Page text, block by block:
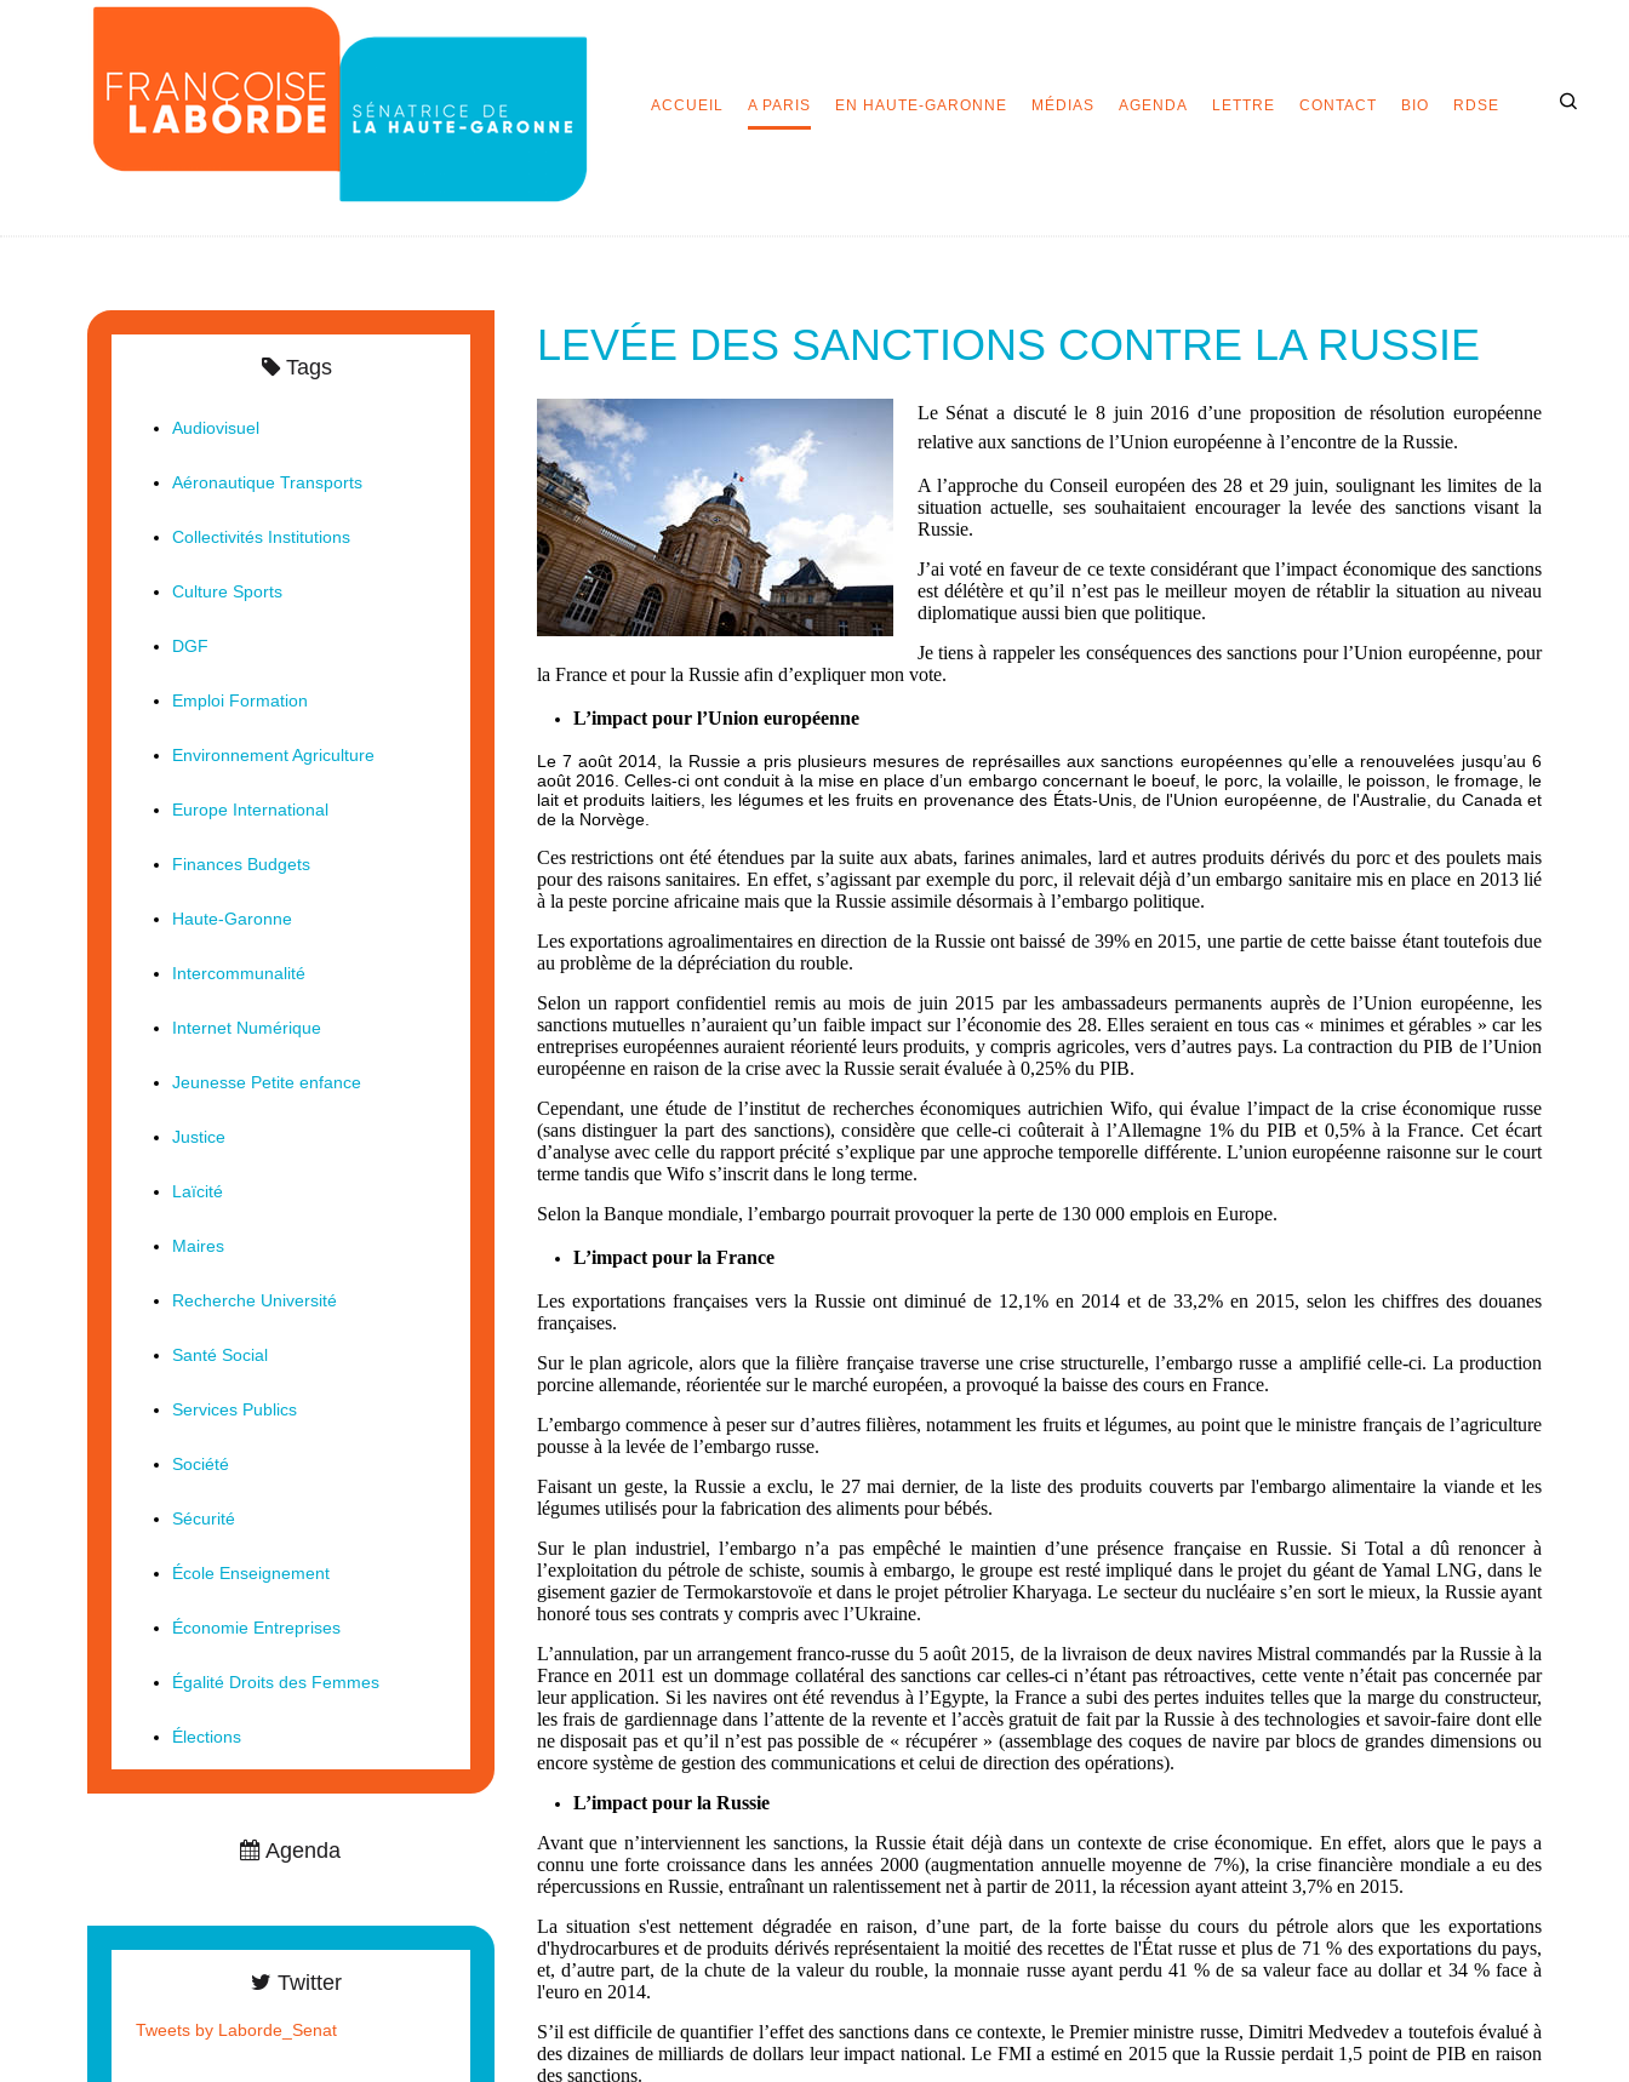
ACCUEIL A PARIS EN HAUTE-GARONNE MÉDIAS AGENDA LETTRE CONTACT BIO RDSE
LEVÉE DES SANCTIONS CONTRE LA RUSSIE
Le Sénat a discuté le 8 juin 2016 d’une proposition de résolution européenne
relative aux sanctions de l’Union européenne à l’encontre de la Russie.
A l’approche du Conseil européen des 28 et 29 juin, soulignant les limites de la
situation actuelle, ses souhaitaient encourager la levée des sanctions visant la
Russie.
J’ai voté en faveur de ce texte considérant que l’impact économique des sanctions
est délétère et qu’il n’est pas le meilleur moyen de rétablir la situation au niveau
diplomatique aussi bien que politique.
Je tiens à rappeler les conséquences des sanctions pour l’Union européenne, pour
la France et pour la Russie afin d’expliquer mon vote.
L’impact pour l’Union européenne
Le 7 août 2014, la Russie a pris plusieurs mesures de représailles aux sanctions européennes qu’elle a renouvelées jusqu’au 6
août 2016. Celles-ci ont conduit à la mise en place d’un embargo concernant le boeuf, le porc, la volaille, le poisson, le fromage, le
lait et produits laitiers, les légumes et les fruits en provenance des États-Unis, de l'Union européenne, de l'Australie, du Canada et
de la Norvège.
Ces restrictions ont été étendues par la suite aux abats, farines animales, lard et autres produits dérivés du porc et des poulets mais
pour des raisons sanitaires. En effet, s’agissant par exemple du porc, il relevait déjà d’un embargo sanitaire mis en place en 2013 lié
à la peste porcine africaine mais que la Russie assimile désormais à l’embargo politique.
Les exportations agroalimentaires en direction de la Russie ont baissé de 39% en 2015, une partie de cette baisse étant toutefois due
au problème de la dépréciation du rouble.
Selon un rapport confidentiel remis au mois de juin 2015 par les ambassadeurs permanents auprès de l’Union européenne, les
sanctions mutuelles n’auraient qu’un faible impact sur l’économie des 28. Elles seraient en tous cas « minimes et gérables » car les
entreprises européennes auraient réorienté leurs produits, y compris agricoles, vers d’autres pays. La contraction du PIB de l’Union
européenne en raison de la crise avec la Russie serait évaluée à 0,25% du PIB.
Cependant, une étude de l’institut de recherches économiques autrichien Wifo, qui évalue l’impact de la crise économique russe
(sans distinguer la part des sanctions), considère que celle-ci coûterait à l’Allemagne 1% du PIB et 0,5% à la France. Cet écart
d’analyse avec celle du rapport précité s’explique par une approche temporelle différente. L’union européenne raisonne sur le court
terme tandis que Wifo s’inscrit dans le long terme.
Selon la Banque mondiale, l’embargo pourrait provoquer la perte de 130 000 emplois en Europe.
L’impact pour la France
Les exportations françaises vers la Russie ont diminué de 12,1% en 2014 et de 33,2% en 2015, selon les chiffres des douanes
françaises.
Sur le plan agricole, alors que la filière française traverse une crise structurelle, l’embargo russe a amplifié celle-ci. La production
porcine allemande, réorientée sur le marché européen, a provoqué la baisse des cours en France.
L’embargo commence à peser sur d’autres filières, notamment les fruits et légumes, au point que le ministre français de l’agriculture
pousse à la levée de l’embargo russe.
Faisant un geste, la Russie a exclu, le 27 mai dernier, de la liste des produits couverts par l'embargo alimentaire la viande et les
légumes utilisés pour la fabrication des aliments pour bébés.
Sur le plan industriel, l’embargo n’a pas empêché le maintien d’une présence française en Russie. Si Total a dû renoncer à
l’exploitation du pétrole de schiste, soumis à embargo, le groupe est resté impliqué dans le projet du géant de Yamal LNG, dans le
gisement gazier de Termokarstovoïe et dans le projet pétrolier Kharyaga. Le secteur du nucléaire s’en sort le mieux, la Russie ayant
honoré tous ses contrats y compris avec l’Ukraine.
L’annulation, par un arrangement franco-russe du 5 août 2015, de la livraison de deux navires Mistral commandés par la Russie à la
France en 2011 est un dommage collatéral des sanctions car celles-ci n’étant pas rétroactives, cette vente n’était pas concernée par
leur application. Si les navires ont été revendus à l’Egypte, la France a subi des pertes induites telles que la marge du constructeur,
les frais de gardiennage dans l’attente de la revente et l’accès gratuit de fait par la Russie à des technologies et savoir-faire dont elle
ne disposait pas et qu’il n’est pas possible de « récupérer » (assemblage des coques de navire par blocs de grandes dimensions ou
encore système de gestion des communications et celui de direction des opérations).
L’impact pour la Russie
Avant que n’interviennent les sanctions, la Russie était déjà dans un contexte de crise économique. En effet, alors que le pays a
connu une forte croissance dans les années 2000 (augmentation annuelle moyenne de 7%), la crise financière mondiale a eu des
répercussions en Russie, entraînant un ralentissement net à partir de 2011, la récession ayant atteint 3,7% en 2015.
La situation s'est nettement dégradée en raison, d’une part, de la forte baisse du cours du pétrole alors que les exportations
d'hydrocarbures et de produits dérivés représentaient la moitié des recettes de l'État russe et plus de 71 % des exportations du pays,
et, d’autre part, de la chute de la valeur du rouble, la monnaie russe ayant perdu 41 % de sa valeur face au dollar et 34 % face à
l'euro en 2014.
S’il est difficile de quantifier l’effet des sanctions dans ce contexte, le Premier ministre russe, Dimitri Medvedev a toutefois évalué à
des dizaines de milliards de dollars leur impact national. Le FMI a estimé en 2015 que la Russie perdait 1,5 point de PIB en raison
des sanctions.
Tags
Audiovisuel
Aéronautique Transports
Collectivités Institutions
Culture Sports
DGF
Emploi Formation
Environnement Agriculture
Europe International
Finances Budgets
Haute-Garonne
Intercommunalité
Internet Numérique
Jeunesse Petite enfance
Justice
Laïcité
Maires
Recherche Université
Santé Social
Services Publics
Société
Sécurité
École Enseignement
Économie Entreprises
Égalité Droits des Femmes
Élections
Agenda
Twitter
Tweets by Laborde_Senat